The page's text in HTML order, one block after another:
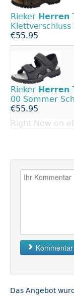
Rieker Herren
Klettverschluss
€55.95
Rieker Herren
00 Sommer
€55.95
Right Now on
Das Angebot